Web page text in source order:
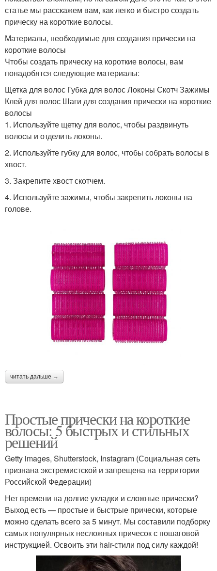
статье мы расскажем вам, как легко и быстро создать
прическу на короткие волосы.
Материалы, необходимые для создания прически на
короткие волосы
Чтобы создать прическу на короткие волосы, вам
понадобятся следующие материалы:
Щетка для волос Губка для волос Локоны Скотч Зажимы
Клей для волос Шаги для создания прически на короткие
волосы
1. Используйте щетку для волос, чтобы раздвинуть
волосы и отделить локоны.
2. Используйте губку для волос, чтобы собрать волосы в
хвост.
3. Закрепите хвост скотчем.
4. Используйте зажимы, чтобы закрепить локоны на
голове.
читать дальше →
Простые прически на короткие
волосы: 5 быстрых и стильных
решений
Getty images, Shutterstock, Instagram (Социальная сеть
признана экстремистской и запрещена на территории
Российской Федерации)
Нет времени на долгие укладки и сложные прически?
Выход есть — простые и быстрые прически, которые
можно сделать всего за 5 минут. Мы составили подборку
самых популярных несложных причесок с пошаговой
инструкцией. Освоить эти hair-стили под силу каждой!